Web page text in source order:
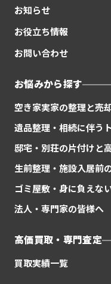
お知らせ
お役立ち情報
お問い合わせ
お悩みから探す
空き家実家の整理と売
遺品整理・相続に伴う
邸宅・別荘の片付けと
生前整理・施設入居前
ゴミ屋敷・身に負えな
法人・専門家の皆様へ
高価買取・専門査定
買取実績一覧